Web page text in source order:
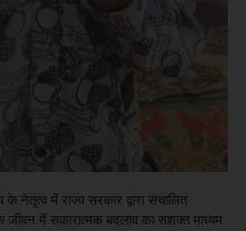
के नेतृत्व में राज्य सरकार द्वारा संचालित
जीवन में सकारात्मक बदलाव का सशक्त माध्यम